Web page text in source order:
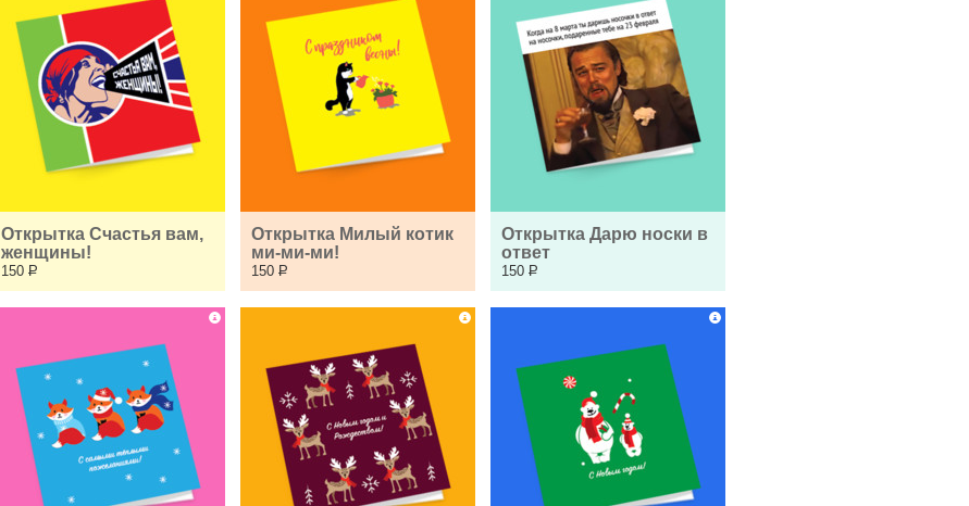
Открытка Счастья вам,
женщины!
150 Р
Открытка Милый котик
ми-ми-ми!
150 Р
Открытка Дарю носки в
ответ
150 Р